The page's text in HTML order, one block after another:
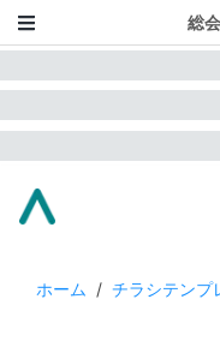
総
ホーム / チラシテンプ